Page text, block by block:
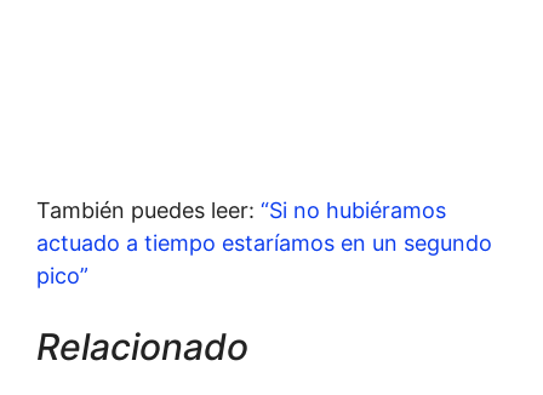
También puedes leer: “Si no hubiéramos
actuado a tiempo estaríamos en un segundo
pico”
Relacionado